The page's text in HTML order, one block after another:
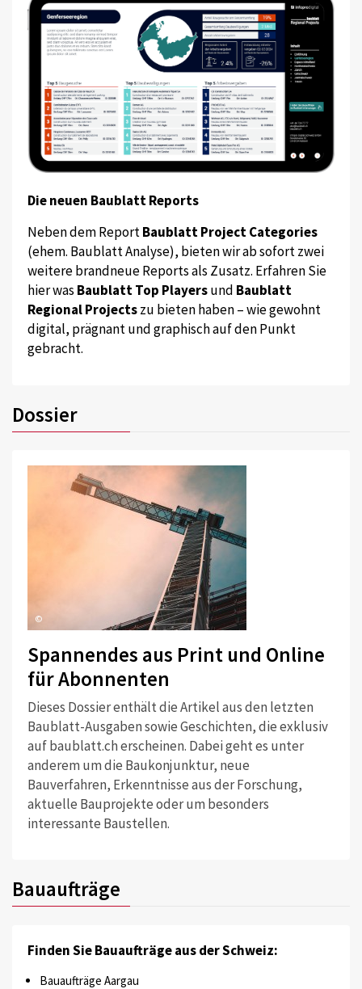
Die neuen Baublatt Reports
Neben dem ReportBaublatt Project Categories
(ehem. Baublatt Analyse), bieten wir ab sofort zwei
weitere brandneue Reports als Zusatz. Erfahren Sie
hier was Baublatt Top Playersund Baublatt
Regional Projectszu bieten haben – wie gewohnt
digital, prägnant und graphisch auf den Punkt
gebracht.
Dossier
©
Spannendes aus Print und Online
für Abonnenten
Dieses Dossier enthält die Artikel aus den letzten
Baublatt-Ausgaben sowie Geschichten, die exklusiv
auf baublatt.ch erscheinen. Dabei geht es unter
anderem um die Baukonjunktur, neue
Bauverfahren, Erkenntnisse aus der Forschung,
aktuelle Bauprojekte oder um besonders
interessante Baustellen.
Bauaufträge
Finden Sie Bauaufträge aus der Schweiz:
Bauaufträge Aargau